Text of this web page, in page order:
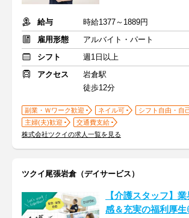
給与
時給1377～1889円
雇用形態
アルバイト・パート
シフト
週1日以上
アクセス
岩倉駅
徒歩12分
副業・Ｗワーク歓迎 ネイル可
シフト自由・自
主婦(夫)歓迎
交通費支給
株式会社ツクイの求人一覧を見る
ツクイ尾張岩倉（デイサービス）
【介護スタッフ】
感＆充実の福利厚